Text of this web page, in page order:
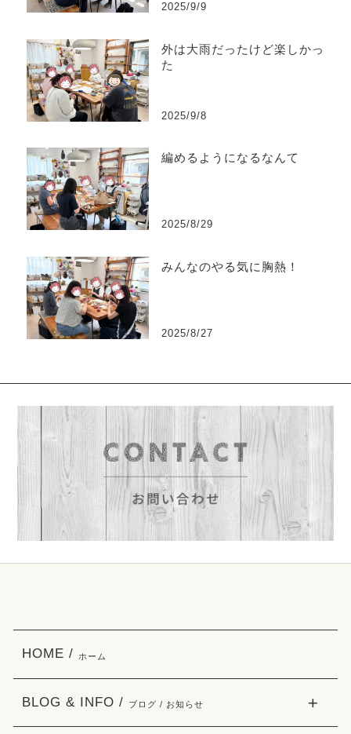
2025/9/9
外は大雨だったけど楽しかっ
た
2025/9/8
編めるようになるなんて
2025/8/29
みんなのやる気に胸熱！
2025/8/27
HOME / ホーム
BLOG & INFO / ブログ / お知らせ